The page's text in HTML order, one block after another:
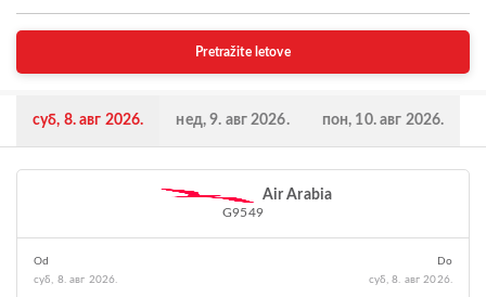
Pretražite letove
суб, 8. авг 2026. нед, 9. авг 2026. пон, 10. авг 2026.
Air Arabia
G9549
Od
суб, 8. авг 2026.
Do
суб, 8. авг 2026.